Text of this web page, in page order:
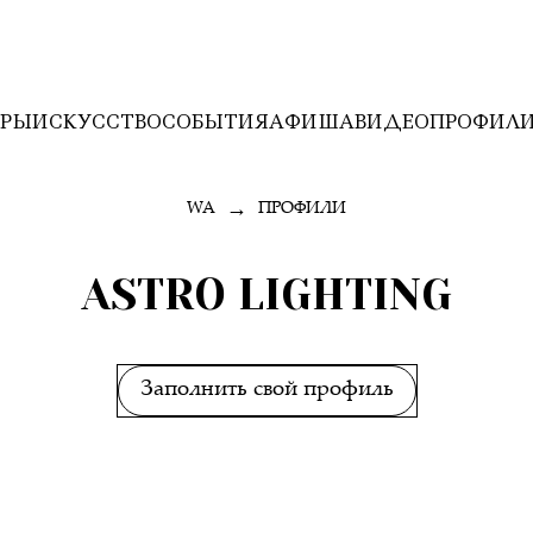
ИСКУССТВОСОБЫТИЯАФИШАВИДЕО
WA → ПРОФИЛИ
ASTRO LIGHTING
Заполнить свой профиль